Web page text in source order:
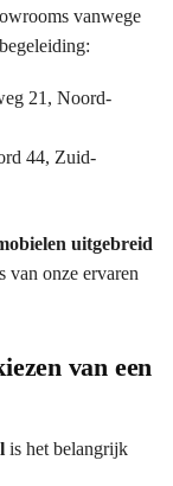
vanwege
21, Noord-
44, Zuid-
uitgebreid
van onze ervaren
van een
is het belangrijk